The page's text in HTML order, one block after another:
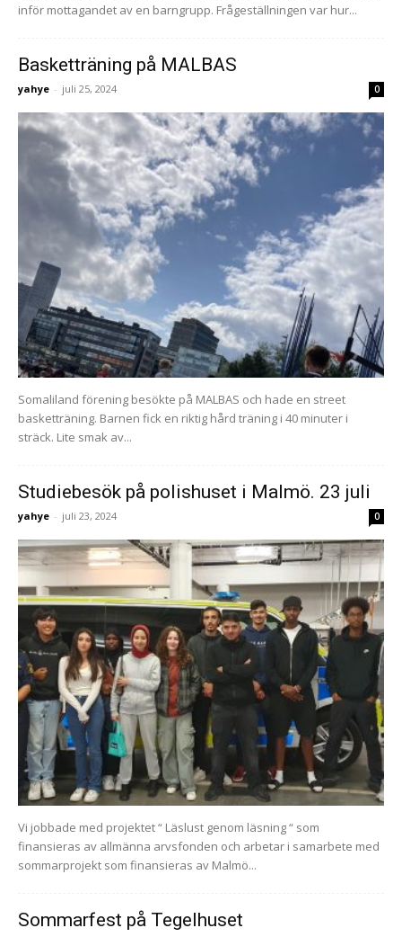
inför mottagandet av en barngrupp. Frågeställningen var hur...
Basketträning på MALBAS
yahye - juli 25, 2024 0
Somaliland förening besökte på MALBAS och hade en street
basketträning. Barnen fick en riktig hård träning i 40 minuter i
sträck. Lite smak av...
Studiebesök på polishuset i Malmö. 23 juli
yahye - juli 23, 2024 0
Vi jobbade med projektet “ Läslust genom läsning “ som
finansieras av allmänna arvsfonden och arbetar i samarbete med
sommarprojekt som finansieras av Malmö...
Sommarfest på Tegelhuset